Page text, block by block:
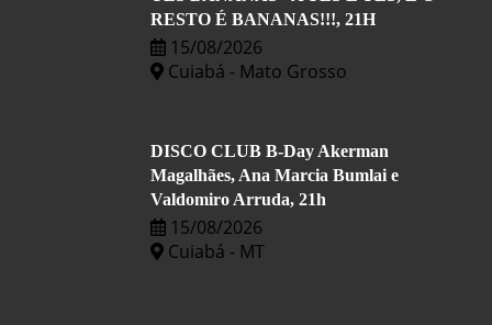
RESTO É BANANAS!!!, 21H
15/08/2026
Cuiabá - Mato Grosso
DISCO CLUB B-Day Akerman
Magalhães, Ana Marcia Bumlai e
Valdomiro Arruda, 21h
15/08/2026
Cuiabá - MT